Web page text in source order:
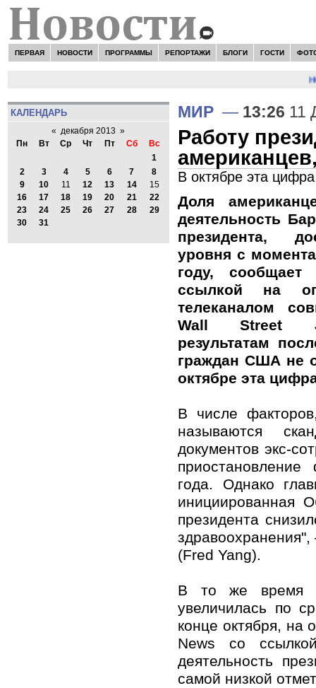
ПЕРВАЯ НОВОСТИ ПРОГРАММЫ РЕПОРТАЖИ БЛОГИ ГОСТИ
КАЛЕНДАРЬ
« декабря 2013 »
Пн
Вт Ср Чт Пт Сб
Вс
1
2
3 4 5 6 7
8
9
10 11 12 13 14
15
16
17 18 19 20 21
22
23
24 25 26 27 28
29
30
31
МИР — 13:26 11
Работу
В октябре эта
Доля
деятельность
президента,
уровня с
году, сообщает
ссылкой на
телеканалом
Wall Street
результатам
граждан США не
октябре эта
В числе
называются
документов экс-
приостановление
года. Однако
инициированная
президента
(Fred Yang).
В то же время
увеличилась по
конце октября, на
News со
деятельность
самой низкой